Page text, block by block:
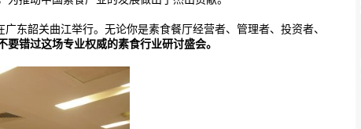
东韶关曲江举行。无论你是素食餐厅经营者、管理者、投资者、
要错过这场专业权威的素食行业研讨盛会。